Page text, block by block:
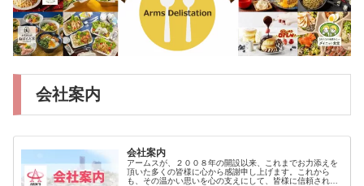
会社案内
会社案内
アームスが、２００８年の開設以来、これまでお力添えを
頂いた多くの皆様に心から感謝申し上げます。これから
も、その温かい思いを心の支えにして、皆様に信頼され真